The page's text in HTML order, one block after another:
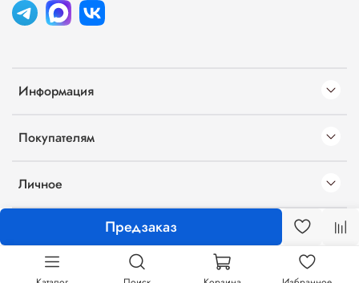
Предзаказ
Информация
Покупателям
Личное